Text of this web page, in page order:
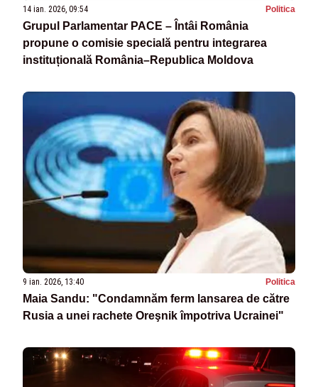
14 ian. 2026, 09:54 Politica
Grupul Parlamentar PACE – Întâi România
propune o comisie specială pentru integrarea
instituțională România–Republica Moldova
9 ian. 2026, 13:40 Politica
Maia Sandu: "Condamnăm ferm lansarea de către
Rusia a unei rachete Oreşnik împotriva Ucrainei"